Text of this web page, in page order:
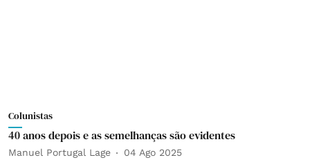
Colunistas
40 anos depois e as semelhanças são evidentes
Manuel Portugal Lage 04 Ago 2025